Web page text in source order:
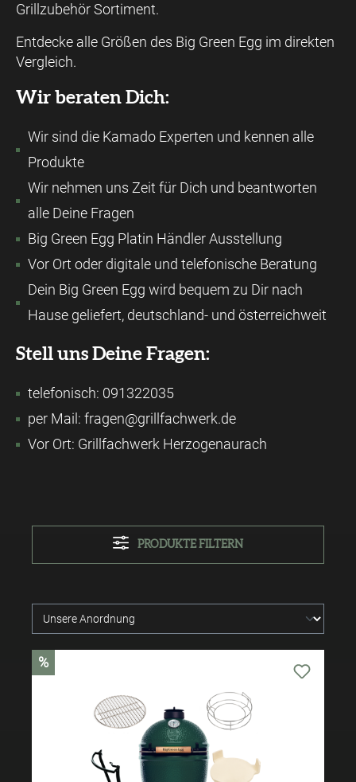
Grillzubehör Sortiment.
Entdecke alle Größen des Big Green Egg im direkten
Vergleich.
Wir beraten Dich:
Wir sind die Kamado Experten und kennen alle
Produkte
Wir nehmen uns Zeit für Dich und beantworten
alle Deine Fragen
Big Green Egg Platin Händler Ausstellung
Vor Ort oder digitale und telefonische Beratung
Dein Big Green Egg wird bequem zu Dir nach
Hause geliefert, deutschland- und österreichweit
Stell uns Deine Fragen:
telefonisch: 091322035
per Mail: fragen@grillfachwerk.de
Vor Ort: Grillfachwerk Herzogenaurach
PRODUKTE FILTERN
%